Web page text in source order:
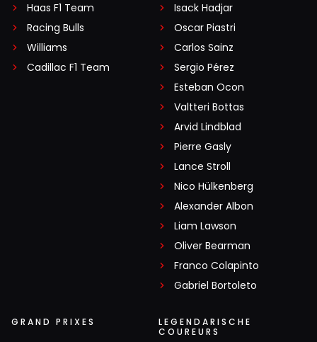
Haas F1 Team
Racing Bulls
Williams
Cadillac F1 Team
Isack Hadjar
Oscar Piastri
Carlos Sainz
Sergio Pérez
Esteban Ocon
Valtteri Bottas
Arvid Lindblad
Pierre Gasly
Lance Stroll
Nico Hülkenberg
Alexander Albon
Liam Lawson
Oliver Bearman
Franco Colapinto
Gabriel Bortoleto
GRAND PRIXES
LEGENDARISCHE
COUREURS